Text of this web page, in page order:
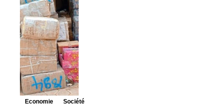
Economie Société